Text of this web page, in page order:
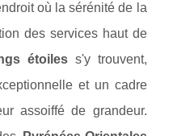
où la sérénité de la
des services haut de
étoiles s'y trouvent,
et un cadre
assoiffé de grandeur.